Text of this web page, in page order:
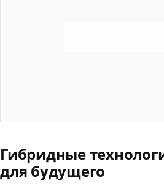
Гибридные
для будущего